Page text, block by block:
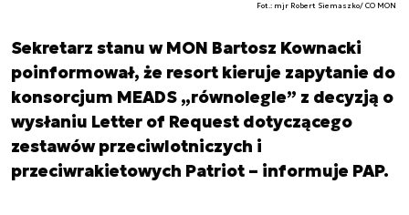
Fot.: mjr Robert Siemaszko/ CO MON
Sekretarz stanu w MON Bartosz Kownacki
poinformował, że resort kieruje zapytanie do
konsorcjum MEADS „równolegle” z decyzją o
wysłaniu Letter of Request dotyczącego
zestawów przeciwlotniczych i
przeciwrakietowych Patriot – informuje PAP.